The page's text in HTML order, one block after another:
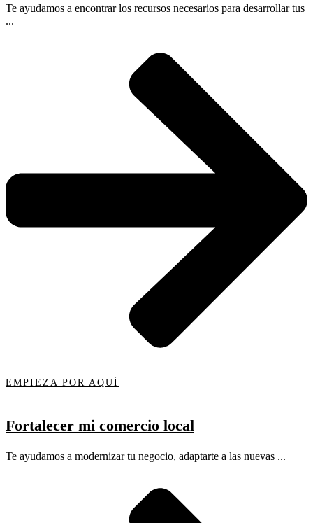
Te ayudamos a encontrar los recursos necesarios para desarrollar tus
...
EMPIEZA POR AQUÍ
Fortalecer mi comercio local
Te ayudamos a modernizar tu negocio, adaptarte a las nuevas ...